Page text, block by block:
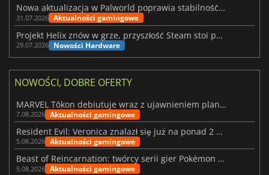
Nowa aktualizacja w Palworld poprawia stabilność Sunreach i walk z bossami
31.07.2026 Aktualności gamingowe
Projekt Helix znów w grze, przyszłość Steam stoi pod znakiem zapytania
29.07.2026 Nowości Hardware
NOWOŚCI, DOBRE OFERTY
MARVEL Tōkon debiutuje wraz z ujawnieniem planu rozwoju na pierwszy rok
7.08.2026 Aktualności gamingowe
Resident Evil: Veronica znalazł się już na ponad 2 milionach list życzeń
5.08.2026 Aktualności gamingowe
Beast of Reincarnation: twórcy serii gier Pokémon wkraczają na nową ścieżkę
5.08.2026 Aktualności gamingowe